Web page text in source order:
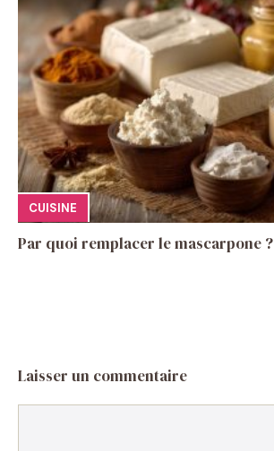
CUISINE
Par quoi remplacer le mascarpone ?
Laisser un commentaire